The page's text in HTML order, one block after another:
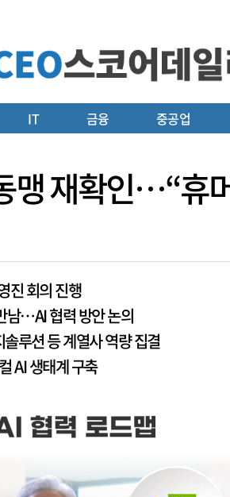
IT 금융 중공업
맹 재확인…“휴
진 회의 진행
남…AI 협력 방안 논의
루션 등 계열사 역량 집결
AI 생태계 구축